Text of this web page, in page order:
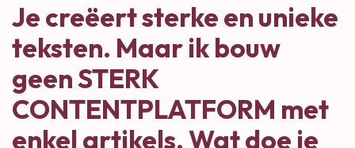
Je creëert sterke en unieke
teksten. Maar ik bouw
geen STERK
CONTENTPLATFORM met
enkel artikels. Wat doe je